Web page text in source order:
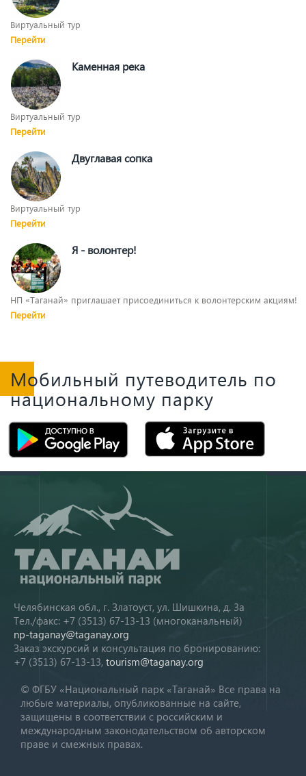
Виртуальный тур
Перейти
Каменная река
Виртуальный тур
Перейти
Двуглавая сопка
Виртуальный тур
Перейти
Я - волонтер!
НП «Таганай» приглашает присоединиться к волонтерским акциям!
Перейти
Мобильный путеводитель по
национальному парку
Челябинская обл., г. Златоуст, ул. Шишкина, д. 3а
Тел./факс: +7 (3513) 67-13-13 (многоканальный)
np-taganay@taganay.org
Заказ экскурсий и консультация по бронированию:
+7 (3513) 67-13-13, tourism@taganay.org
© ФГБУ «Национальный парк «Таганай» Все права на
любые материалы, опубликованные на сайте,
защищены в соответствии с российским и
международным законодательством об авторском
праве и смежных правах.